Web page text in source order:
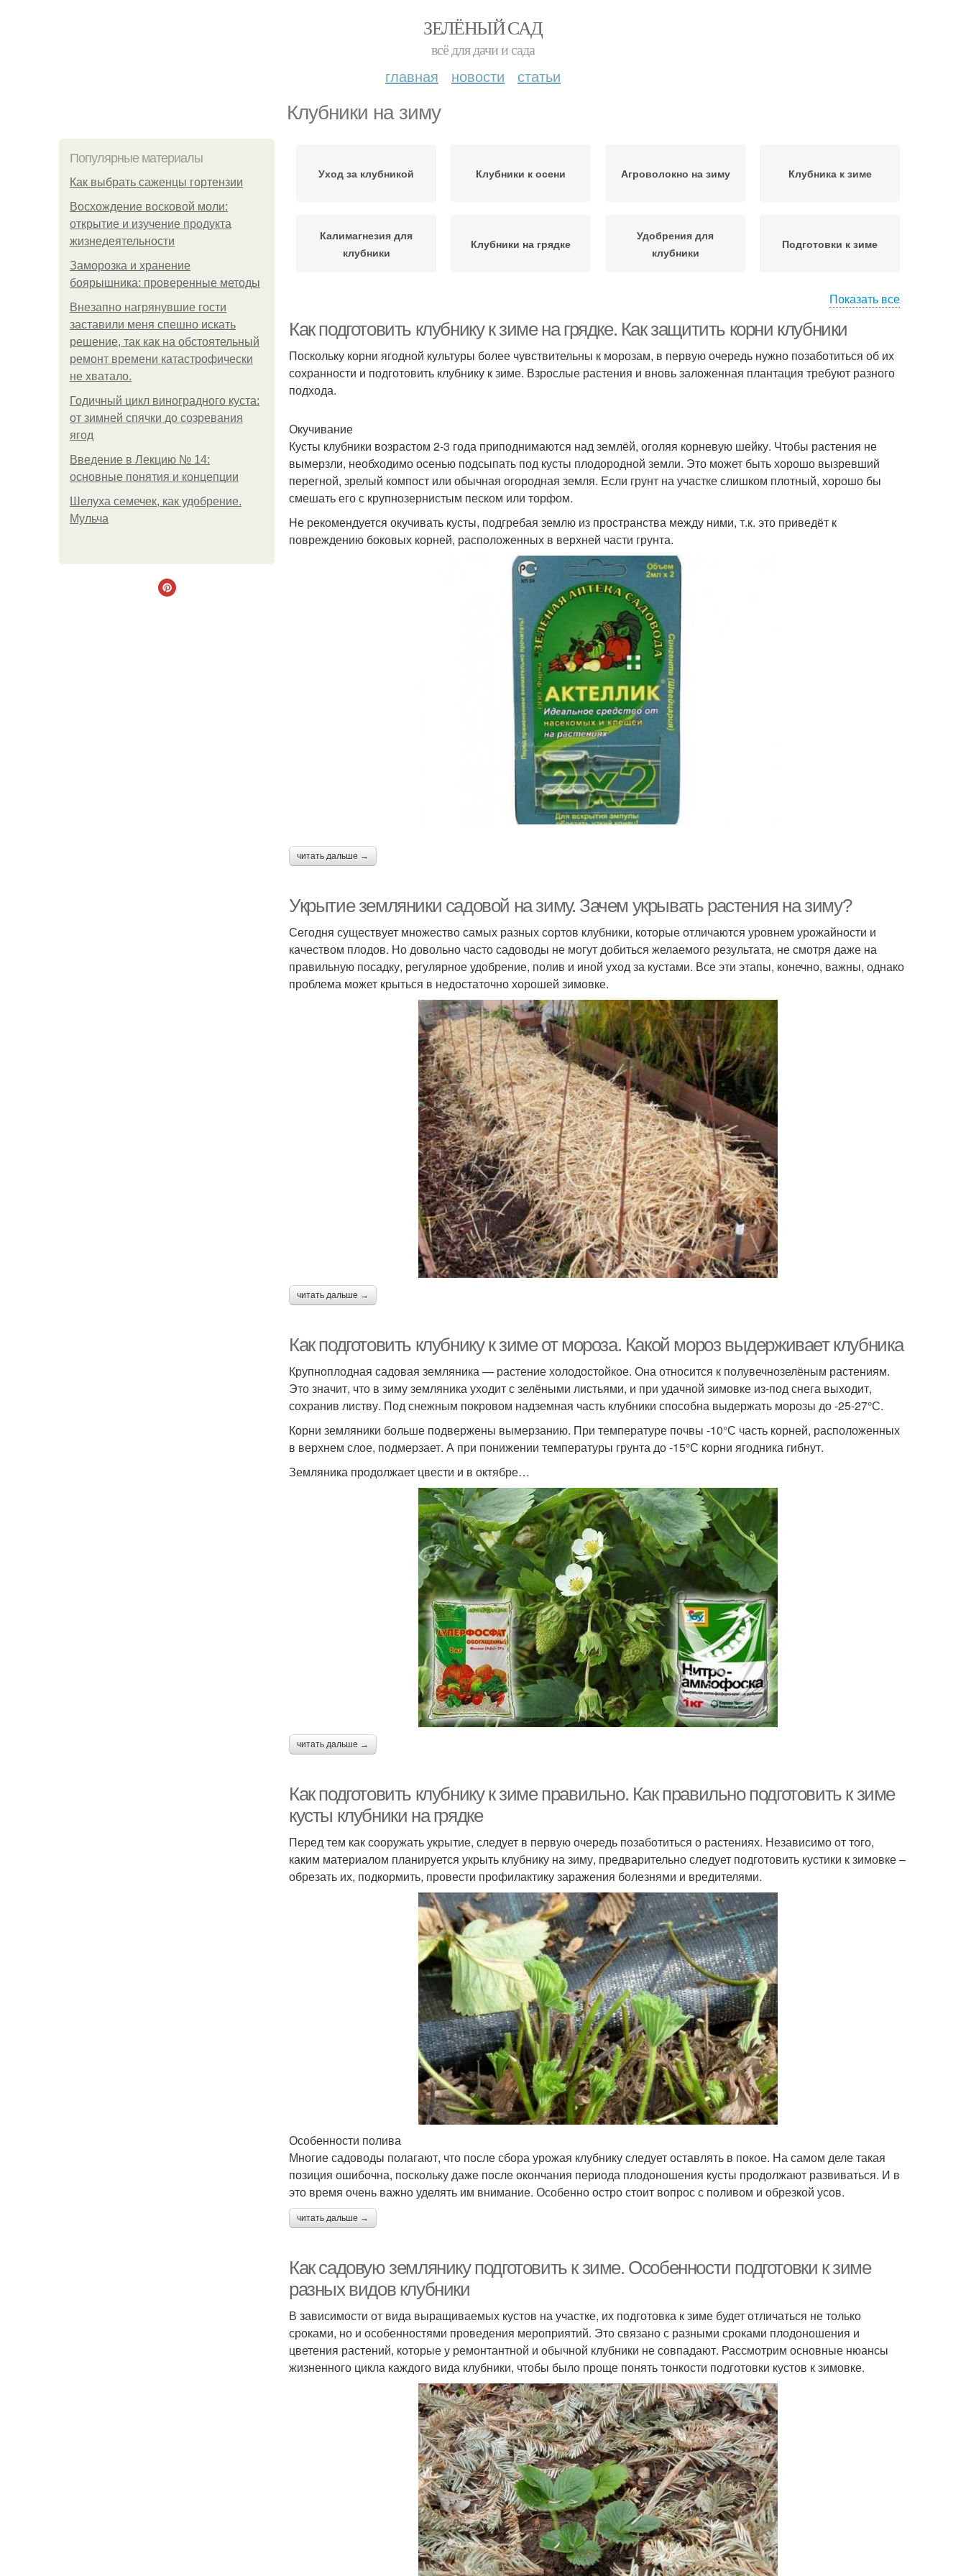
ЗЕЛЁНЫЙ САД
всё для дачи и сада
главная новости статьи
Клубники на зиму
Популярные материалы
Как выбрать саженцы гортензии
Восхождение восковой моли:
открытие и изучение продукта
жизнедеятельности
Заморозка и хранение
боярышника: проверенные методы
Внезапно нагрянувшие гости
заставили меня спешно искать
решение, так как на обстоятельный
ремонт времени катастрофически
не хватало.
Годичный цикл виноградного куста:
от зимней спячки до созревания
ягод
Введение в Лекцию № 14:
основные понятия и концепции
Шелуха семечек, как удобрение.
Мульча
Уход за клубникой Клубники к осени Агроволокно на зиму Клубника к зиме
Калимагнезия для
клубники
Клубники на грядке
Удобрения для
клубники
Подготовки к зиме
Клубники к зимовке
Подготовка к зиме Садовая клубника
Клубники к зимнему
укрытию
Показать все
Как подготовить клубнику к зиме на грядке. Как защитить корни клубники
Поскольку корни ягодной культуры более чувствительны к морозам, в первую очередь нужно позаботиться об их
сохранности и подготовить клубнику к зиме. Взрослые растения и вновь заложенная плантация требуют разного
подхода.
Окучивание
Кусты клубники возрастом 2-3 года приподнимаются над землёй, оголяя корневую шейку. Чтобы растения не
вымерзли, необходимо осенью подсыпать под кусты плодородной земли. Это может быть хорошо вызревший
перегной, зрелый компост или обычная огородная земля. Если грунт на участке слишком плотный, хорошо бы
смешать его с крупнозернистым песком или торфом.
Не рекомендуется окучивать кусты, подгребая землю из пространства между ними, т.к. это приведёт к
повреждению боковых корней, расположенных в верхней части грунта.
читать дальше →
Укрытие земляники садовой на зиму. Зачем укрывать растения на зиму?
Сегодня существует множество самых разных сортов клубники, которые отличаются уровнем урожайности и
качеством плодов. Но довольно часто садоводы не могут добиться желаемого результата, не смотря даже на
правильную посадку, регулярное удобрение, полив и иной уход за кустами. Все эти этапы, конечно, важны, однако
проблема может крыться в недостаточно хорошей зимовке.
читать дальше →
Как подготовить клубнику к зиме от мороза. Какой мороз выдерживает клубника
Крупноплодная садовая земляника — растение холодостойкое. Она относится к полувечнозелёным растениям.
Это значит, что в зиму земляника уходит с зелёными листьями, и при удачной зимовке из-под снега выходит,
сохранив листву. Под снежным покровом надземная часть клубники способна выдержать морозы до -25-27°С.
Корни земляники больше подвержены вымерзанию. При температуре почвы -10°С часть корней, расположенных
в верхнем слое, подмерзает. А при понижении температуры грунта до -15°С корни ягодника гибнут.
Земляника продолжает цвести и в октябре…
читать дальше →
Как подготовить клубнику к зиме правильно. Как правильно подготовить к зиме
кусты клубники на грядке
Перед тем как сооружать укрытие, следует в первую очередь позаботиться о растениях. Независимо от того,
каким материалом планируется укрыть клубнику на зиму, предварительно следует подготовить кустики к зимовке –
обрезать их, подкормить, провести профилактику заражения болезнями и вредителями.
Особенности полива
Многие садоводы полагают, что после сбора урожая клубнику следует оставлять в покое. На самом деле такая
позиция ошибочна, поскольку даже после окончания периода плодоношения кусты продолжают развиваться. И в
это время очень важно уделять им внимание. Особенно остро стоит вопрос с поливом и обрезкой усов.
читать дальше →
Как садовую землянику подготовить к зиме. Особенности подготовки к зиме
разных видов клубники
В зависимости от вида выращиваемых кустов на участке, их подготовка к зиме будет отличаться не только
сроками, но и особенностями проведения мероприятий. Это связано с разными сроками плодоношения и
цветения растений, которые у ремонтантной и обычной клубники не совпадают. Рассмотрим основные нюансы
жизненного цикла каждого вида клубники, чтобы было проще понять тонкости подготовки кустов к зимовке.